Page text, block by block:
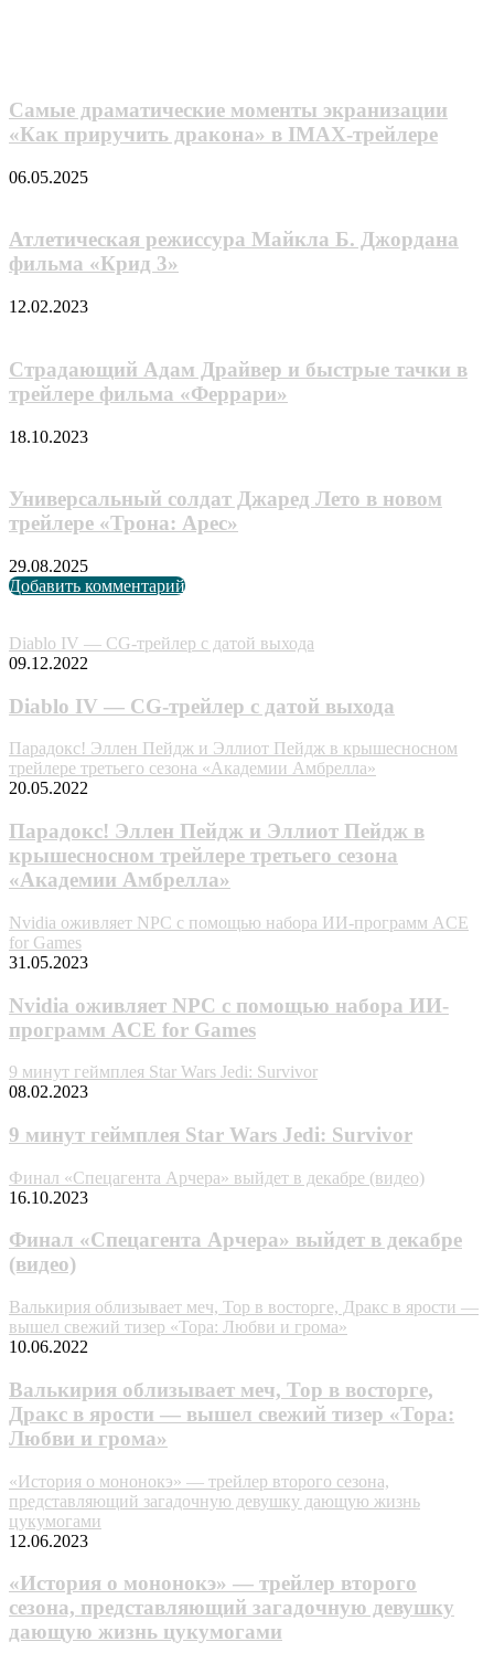
Самые драматические моменты экранизации
«Как приручить дракона» в IMAX-трейлерe
06.05.2025
Атлетическая режиссура Майкла Б. Джордана
фильма «Крид 3»
12.02.2023
Страдающий Адам Драйвер и быстрые тачки в
трейлере фильма «Феррари»
18.10.2023
Универсальный солдат Джаред Лето в новом
трейлере «Трона: Арес»
29.08.2025
Добавить комментарий
Diablo IV — CG-трейлер с датой выхода
09.12.2022
Diablo IV — CG-трейлер с датой выхода
Парадокс! Эллен Пейдж и Эллиот Пейдж в крышесносном
трейлере третьего сезона «Академии Амбрелла»
20.05.2022
Парадокс! Эллен Пейдж и Эллиот Пейдж в
крышесносном трейлере третьего сезона
«Академии Амбрелла»
Nvidia оживляет NPC с помощью набора ИИ-программ ACE
for Games
31.05.2023
Nvidia оживляет NPC с помощью набора ИИ-
программ ACE for Games
9 минут геймплея Star Wars Jedi: Survivor
08.02.2023
9 минут геймплея Star Wars Jedi: Survivor
Финал «Спецагента Арчера» выйдет в декабре (видео)
16.10.2023
Финал «Спецагента Арчера» выйдет в декабре
(видео)
Валькирия облизывает меч, Тор в восторге, Дракс в ярости —
вышел свежий тизер «Тора: Любви и грома»
10.06.2022
Валькирия облизывает меч, Тор в восторге,
Дракс в ярости — вышел свежий тизер «Тора:
Любви и грома»
«История о мононокэ» — трейлер второго сезона,
представляющий загадочную девушку дающую жизнь
цукумогами
12.06.2023
«История о мононокэ» — трейлер второго
сезона, представляющий загадочную девушку
дающую жизнь цукумогами